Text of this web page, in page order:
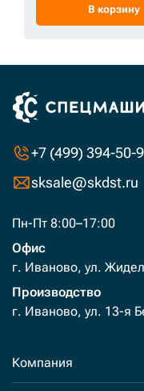
В корзину
+7 (499) 394-50-
sksale@skdst.ru
Пн-Пт 8:00–17:00
Офис
г. Иваново, ул.
Производство
г. Иваново, ул. 13-я
Компания